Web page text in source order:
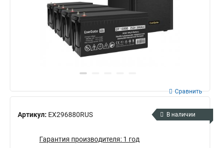
Артикул: EX296880RUS
Сравнить
В наличии
Гарантия производителя: 1 год